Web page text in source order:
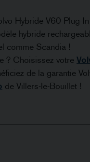
Hybride V60 Plug-
hybride
comme Scandia !
? Choisissez votre
de la garantie
de Villers-le-Bouillet !